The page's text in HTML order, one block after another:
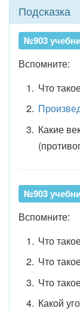
Подсказка
№903
Вспомните:
Что
Какие
№903
Вспомните:
Что
Что
Что
Какой